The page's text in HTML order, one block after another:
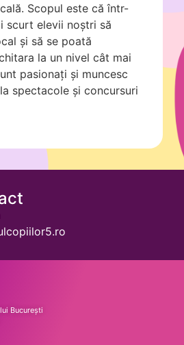
. Scopul este că într-
scurt elevii noștri să
și să se poată
la un nivel cât mai
pasionați și muncesc
la spectacole și concursuri
București